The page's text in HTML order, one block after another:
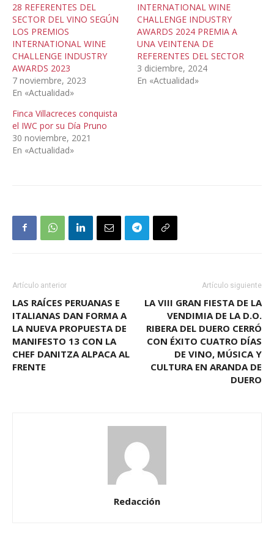
28 REFERENTES DEL
SECTOR DEL VINO SEGÚN
LOS PREMIOS
INTERNATIONAL WINE
CHALLENGE INDUSTRY
AWARDS 2023
7 noviembre, 2023
En «Actualidad»
INTERNATIONAL WINE
CHALLENGE INDUSTRY
AWARDS 2024 PREMIA A
UNA VEINTENA DE
REFERENTES DEL SECTOR
3 diciembre, 2024
En «Actualidad»
Finca Villacreces conquista
el IWC por su Día Pruno
30 noviembre, 2021
En «Actualidad»
Artículo anterior
LAS RAÍCES PERUANAS E
ITALIANAS DAN FORMA A
LA NUEVA PROPUESTA DE
MANIFESTO 13 CON LA
CHEF DANITZA ALPACA AL
FRENTE
Artículo siguiente
LA VIII GRAN FIESTA DE LA
VENDIMIA DE LA D.O.
RIBERA DEL DUERO CERRÓ
CON ÉXITO CUATRO DÍAS
DE VINO, MÚSICA Y
CULTURA EN ARANDA DE
DUERO
Redacción